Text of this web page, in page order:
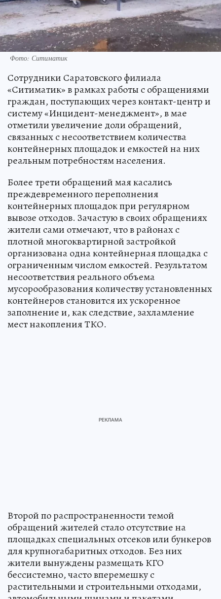
Фото: Ситиматик
Сотрудники Саратовского филиала
«Ситиматик» в рамках работы с обращениями
граждан, поступающих через контакт-центр и
систему «Инцидент-менеджмент», в мае
отметили увеличение доли обращений,
связанных с несоответствием количества
контейнерных площадок и емкостей на них
реальным потребностям населения.
Более трети обращений мая касались
преждевременного переполнения
контейнерных площадок при регулярном
вывозе отходов. Зачастую в своих обращениях
жители сами отмечают, что в районах с
плотной многоквартирной застройкой
организована одна контейнерная площадка с
ограниченным числом емкостей. Результатом
несоответствия реального объема
мусорообразования количеству установленных
контейнеров становится их ускоренное
заполнение и, как следствие, захламление
мест накопления ТКО.
Второй по распространенности темой
обращений жителей стало отсутствие на
площадках специальных отсеков или бункеров
для крупногабаритных отходов. Без них
жители вынуждены размещать КГО
бессистемно, часто вперемешку с
растительными и строительными отходами,